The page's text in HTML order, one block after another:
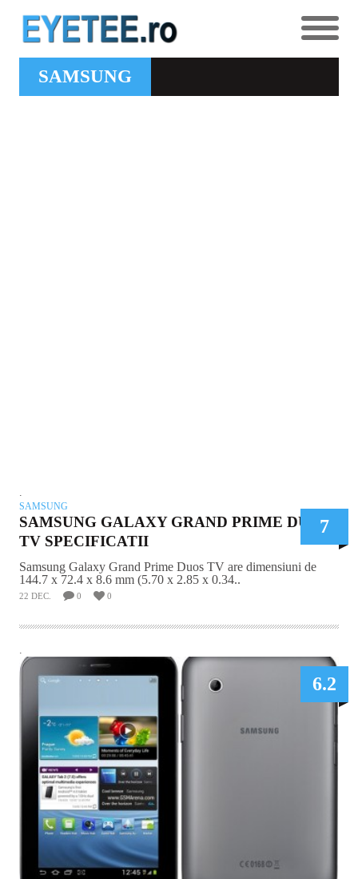
SAMSUNG
7
SAMSUNG
SAMSUNG GALAXY GRAND PRIME DUOS
TV SPECIFICATII
Samsung Galaxy Grand Prime Duos TV are dimensiuni de
144.7 x 72.4 x 8.6 mm (5.70 x 2.85 x 0.34..
22 DEC. 0 0
6.2